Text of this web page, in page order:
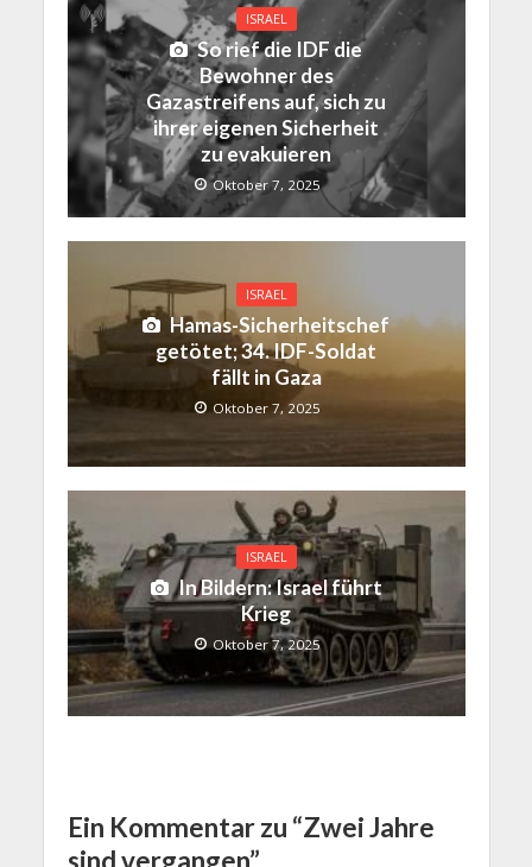
ISRAEL
So rief die IDF die
Bewohner des
Gazastreifens auf, sich zu
ihrer eigenen Sicherheit
zu evakuieren
Oktober 7, 2025
ISRAEL
Hamas-Sicherheitschef
getötet; 34. IDF-Soldat
fällt in Gaza
Oktober 7, 2025
ISRAEL
In Bildern: Israel führt
Krieg
Oktober 7, 2025
Ein Kommentar zu “Zwei Jahre
sind vergangen”